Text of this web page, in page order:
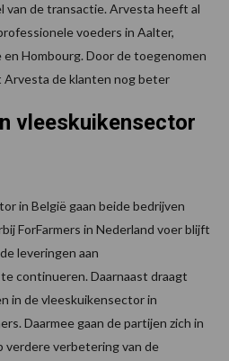
van de transactie. Arvesta heeft al
voeders in Aalter,
Hombourg. Door de toegenomen
de klanten nog beter
vleeskuikensector
in België gaan beide bedrijven
ForFarmers in Nederland voer blijft
leveringen aan
continueren. Daarnaast draagt
in de vleeskuikensector in
Daarmee gaan de partijen zich in
verdere verbetering van de